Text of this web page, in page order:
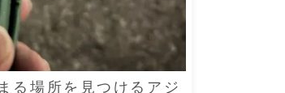
る場所を見つけるアジ